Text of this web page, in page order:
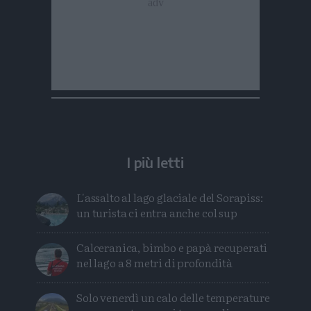
I più letti
L'assalto al lago glaciale del Sorapiss:
un turista ci entra anche col sup
Calceranica, bimbo e papà recuperati
nel lago a 8 metri di profondità
Solo venerdì un calo delle temperature